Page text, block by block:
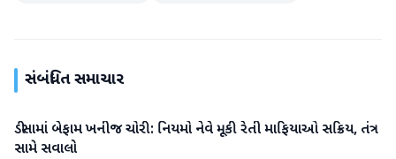
સંબંધિત સમાચાર
બનાસકાંઠા
ડીસામાં બેફામ ખનીજ ચોરી: નિયમો નેવે મૂકી રેતી માફિયાઓ સક્રિય, તંત્ર
સામે સવાલો